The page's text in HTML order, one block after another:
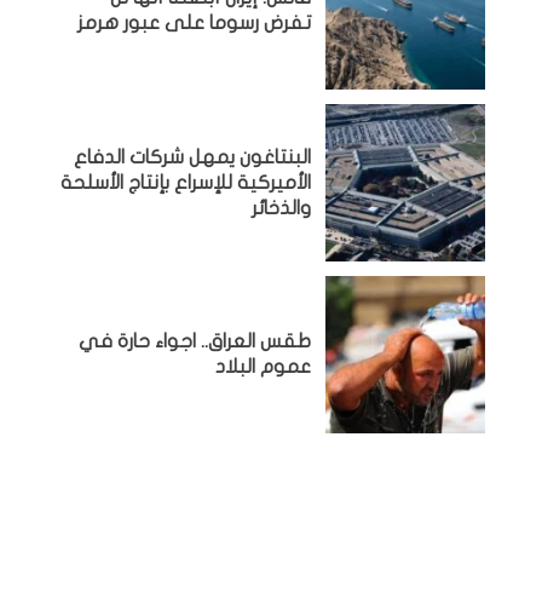
تفرض رسوما على عبور هرمز
البنتاغون يمهل شركات الدفاع
الأميركية للإسراع بإنتاج الأسلحة
والذخائر
طقس العراق.. اجواء حارة في
عموم البلاد